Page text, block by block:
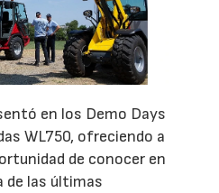
en los Demo Days
WL750, ofreciendo a
de conocer en
las últimas